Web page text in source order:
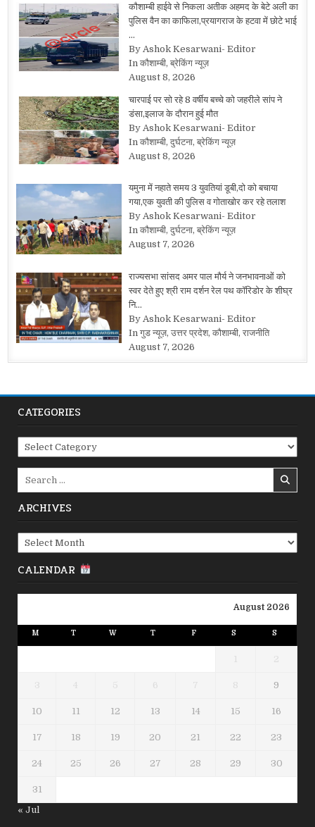
कौशाम्बी हाईवे से निकला अतीक अहमद के बेटे अली का
पुलिस वैन का काफिला,प्रयागराज के हटवा में छोटे भाई
…
By Ashok Kesarwani- Editor
In कौशाम्बी, ब्रेकिंग न्यूज़
August 8, 2026
चारपाई पर सो रहे 8 वर्षीय बच्चे को जहरीले सांप ने
डंसा,इलाज के दौरान हुई मौत
By Ashok Kesarwani- Editor
In कौशाम्बी, दुर्घटना, ब्रेकिंग न्यूज़
August 8, 2026
यमुना में नहाते समय 3 युवतियां डूबी,दो को बचाया
गया,एक युवती की पुलिस व गोताखोर कर रहे तलाश
By Ashok Kesarwani- Editor
In कौशाम्बी, दुर्घटना, ब्रेकिंग न्यूज़
August 7, 2026
राज्यसभा सांसद अमर पाल मौर्य ने जनभावनाओं को
स्वर देते हुए श्री राम दर्शन रेल पथ कॉरिडोर के शीघ्र
नि…
By Ashok Kesarwani- Editor
In गुड न्यूज़, उत्तर प्रदेश, कौशाम्बी, राजनीति
August 7, 2026
CATEGORIES
Categories
ARCHIVES
Archives
CALENDAR
August 2026
M T W T F S S
1 2
3 4 5 6 7 8 9
10 11 12 13 14 15 16
17 18 19 20 21 22 23
24 25 26 27 28 29 30
31
« Jul